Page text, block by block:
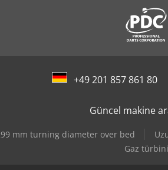
+49 201 857 861 80
Güncel makine
mm turning diameter over bed
Gaz türbini